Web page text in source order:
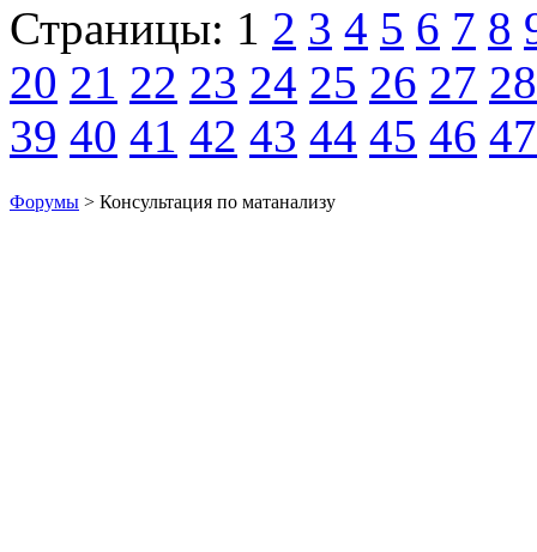
Страницы: 1 2 3 4 5 6 7 8
20 21 22 23 24 25 26 27 28
39 40 41 42 43 44 45 46 47
Форумы > Консультация по матанализу